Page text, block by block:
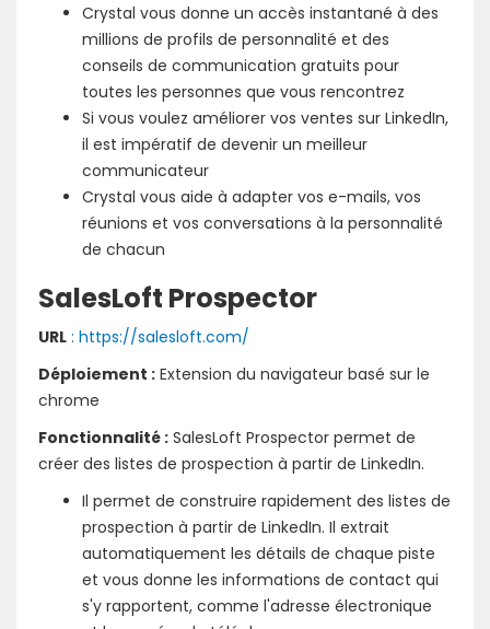
Crystal vous donne un accès instantané à des
millions de profils de personnalité et des
conseils de communication gratuits pour
toutes les personnes que vous rencontrez
Si vous voulez améliorer vos ventes sur LinkedIn,
il est impératif de devenir un meilleur
communicateur
Crystal vous aide à adapter vos e-mails, vos
réunions et vos conversations à la personnalité
de chacun
SalesLoft Prospector
URL : https://salesloft.com/
Déploiement : Extension du navigateur basé sur le
chrome
Fonctionnalité : SalesLoft Prospector permet de
créer des listes de prospection à partir de LinkedIn.
Il permet de construire rapidement des listes de
prospection à partir de LinkedIn. Il extrait
automatiquement les détails de chaque piste
et vous donne les informations de contact qui
s'y rapportent, comme l'adresse électronique